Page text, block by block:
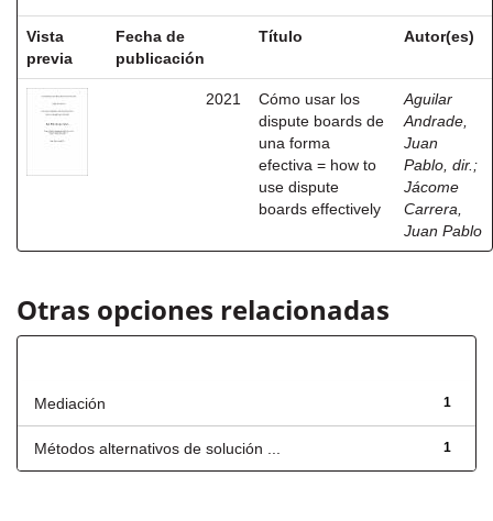
Vista
previa
Fecha de
publicación
Título Autor(es)
2021
Cómo usar los
dispute boards de
una forma
efectiva = how to
use dispute
boards effectively
Aguilar
Andrade,
Juan
Pablo, dir. ;
Jácome
Carrera,
Juan Pablo
Otras opciones relacionadas
1
Mediación
1
Métodos alternativos de solución ...